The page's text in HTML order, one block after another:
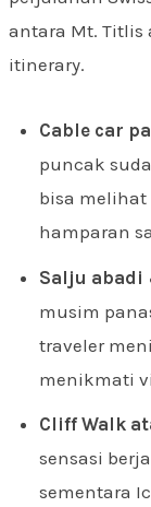
antara Mt. Titlis
itinerary.
Cable car
puncak
bisa melihat
hamparan
Salju abadi
musim
traveler
menikmati
Cliff Walk
sensasi
sementara